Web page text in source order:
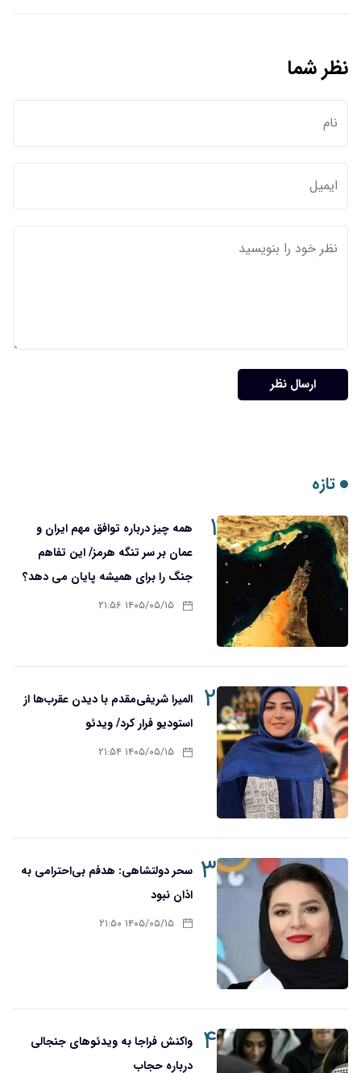
نظر شما
ارسال نظر
تازه
۱
همه چیز درباره توافق مهم ایران و
عمان بر سر تنگه هرمز/ این تفاهم
جنگ را برای همیشه پایان می دهد؟
۱۴۰۵/۰۵/۱۵ ۲۱:۵۶
۲
المیرا شریفی‌مقدم با دیدن عقرب‌ها از
استودیو فرار کرد/ ویدئو
۱۴۰۵/۰۵/۱۵ ۲۱:۵۴
۳ سحر دولتشاهی: هدفم بی‌احترامی به
اذان نبود
۱۴۰۵/۰۵/۱۵ ۲۱:۵۰
۴
واکنش فراجا به ویدئوهای جنجالی
درباره حجاب